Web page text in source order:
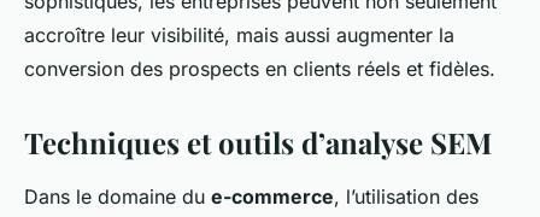
accroître leur visibilité, mais aussi augmenter la
conversion des prospects en clients réels et fidèles.
Techniques et outils d’analyse SEM
Dans le domaine du e-commerce, l’utilisation des